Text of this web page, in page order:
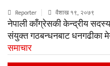
Reporter वैशाख १९, २०७९
नेपाली काँग्रेसकी केन्द्रीय
संयुक्त गठबन्धनबाट धनगढीका
समाचार